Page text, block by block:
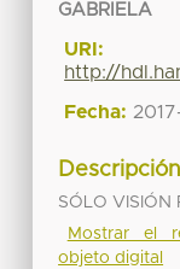
GABRIELA
URI:
http://
Fecha:
SÓLO VISIÓN
Mostrar el
objeto digital